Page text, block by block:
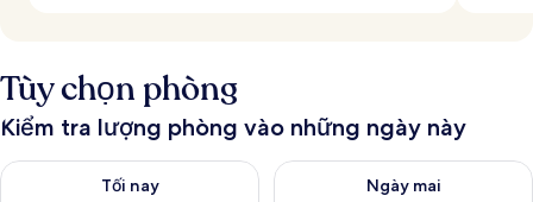
Tùy chọn phòng
Kiểm tra lượng phòng vào những ngày này
Tối nay
Kiểm tra lượng phòng tối nay từ thg 8 7 - thg 8 8
Ngày mai
Kiểm tra lượng phòng ngày